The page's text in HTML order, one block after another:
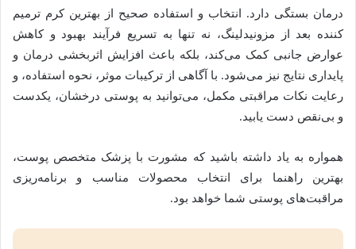
درمان بستگی دارد. انتخاب و استفاده صحیح از بهترین کرم ترمیم
کننده بعد از مزونیدلینگ، نه تنها به تسریع فرآیند بهبود و کاهش
عوارض جانبی کمک می‌کند، بلکه باعث افزایش اثربخشی درمان و
پایداری نتایج نیز می‌شود. با آگاهی از ترکیبات موثر، نحوه استفاده، و
رعایت نکات مراقبتی مکمل، می‌توانید به پوستی درخشان، یکدست
و بی‌نقص دست یابید.
همواره به یاد داشته باشید که مشورت با پزشک متخصص پوست،
بهترین راهنما برای انتخاب محصولات مناسب و برنامه‌ریزی
مراقبت‌های پوستی شما خواهد بود.